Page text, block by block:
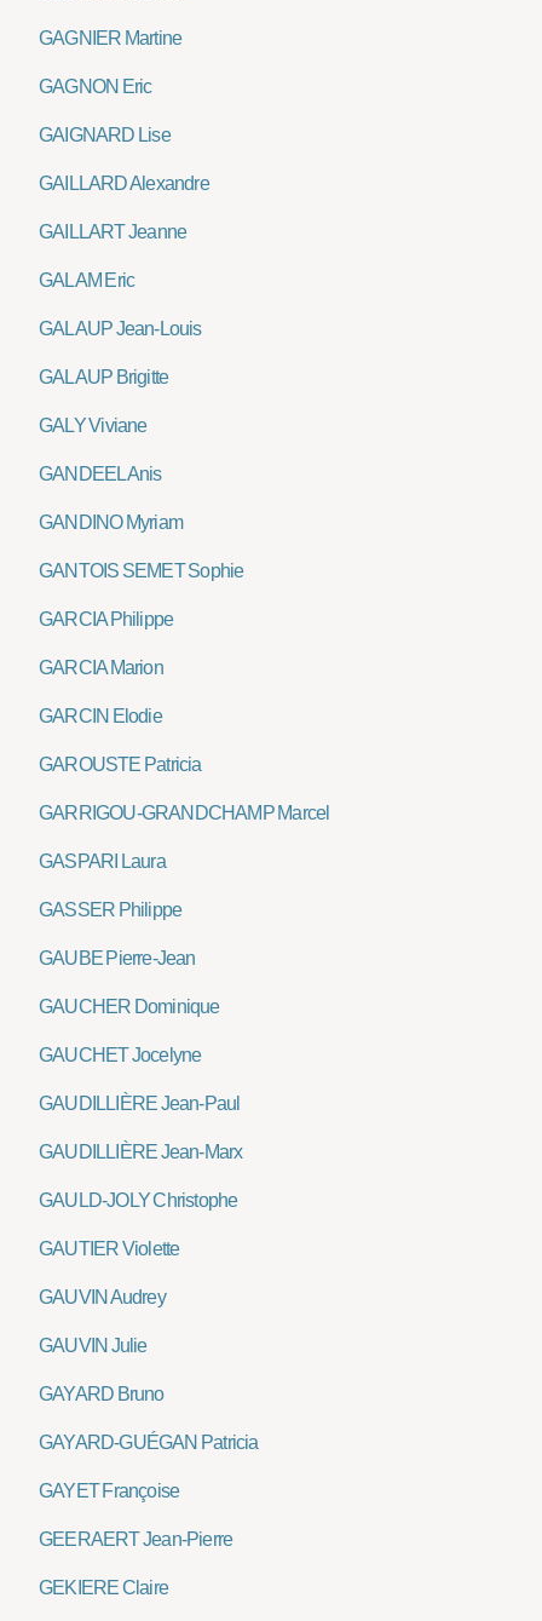
GAGNIER Martine
GAGNON Eric
GAIGNARD Lise
GAILLARD Alexandre
GAILLART Jeanne
GALAM Eric
GALAUP Jean-Louis
GALAUP Brigitte
GALY Viviane
GANDEEL Anis
GANDINO Myriam
GANTOIS SEMET Sophie
GARCIA Philippe
GARCIA Marion
GARCIN Elodie
GAROUSTE Patricia
GARRIGOU-GRANDCHAMP Marcel
GASPARI Laura
GASSER Philippe
GAUBE Pierre-Jean
GAUCHER Dominique
GAUCHET Jocelyne
GAUDILLIÈRE Jean-Paul
GAUDILLIÈRE Jean-Marx
GAULD-JOLY Christophe
GAUTIER Violette
GAUVIN Audrey
GAUVIN Julie
GAYARD Bruno
GAYARD-GUÉGAN Patricia
GAYET Françoise
GEERAERT Jean-Pierre
GEKIERE Claire